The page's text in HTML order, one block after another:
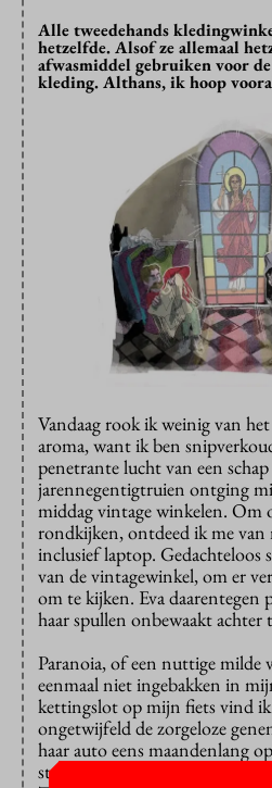
Alle tweedehands
hetzelfde. Alsof ze allemaal
afwasmiddel gebruiken voor
kleding. Althans, ik hoop
Vandaag rook ik weinig van
aroma, want ik ben
penetrante lucht van een
jarennegentigtruien ontging
middag vintage winkelen. Om
rondkijken, ontdeed ik me van
inclusief laptop. Gedachteloos
van de vintagewinkel, om er
om te kijken. Eva daarentegen
haar spullen onbewaakt achter
Paranoia, of een nuttige milde
eenmaal niet ingebakken in
kettingslot op mijn fiets vind
ongetwijfeld de zorgeloze
haar auto eens maandenlang
staan.